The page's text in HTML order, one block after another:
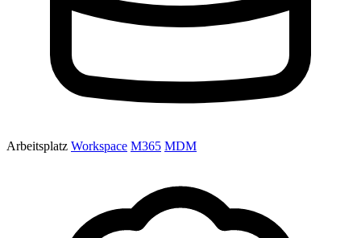
Arbeitsplatz Workspace M365 MDM